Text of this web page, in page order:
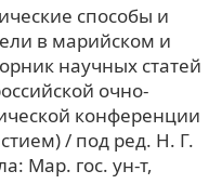
способы и
в марийском и
научных статей
очно-
конференции
/ под ред. Н. Г.
Мар. гос. ун-т,